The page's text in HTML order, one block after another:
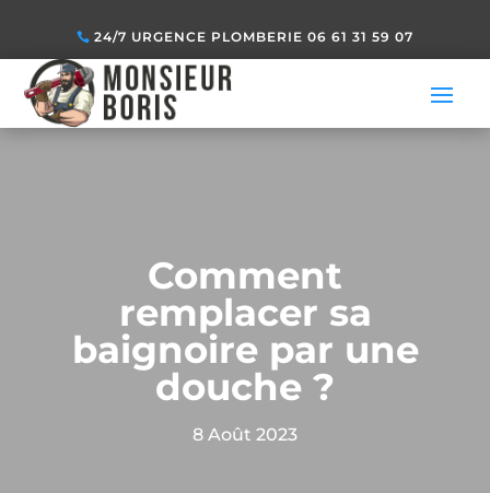
24/7 URGENCE PLOMBERIE 06 61 31 59 07
Comment
remplacer sa
baignoire par une
douche ?
8 Août 2023